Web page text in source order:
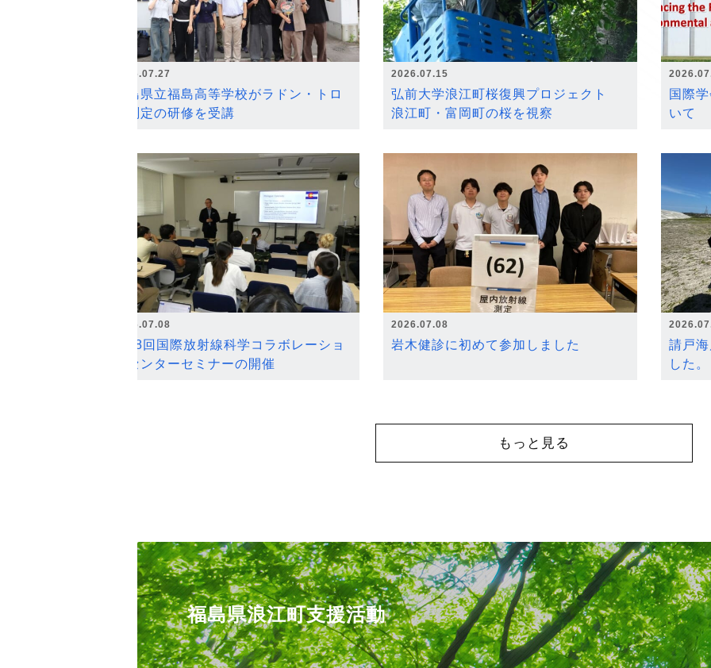
2026.07.27
福島県立福島高等学校がラドン・トロ
ン測定の研修を受講
2026.07.15
弘前大学浪江町桜復興プロジェクト
浪江町・富岡町の桜を視察
国際
いて
2026.07.08
第18回国際放射線科学コラボレーショ
ンセンターセミナーの開催
2026.07.08
岩木健診に初めて参加しました
請戸
した。
もっと見る
福島県浪江町支援活動